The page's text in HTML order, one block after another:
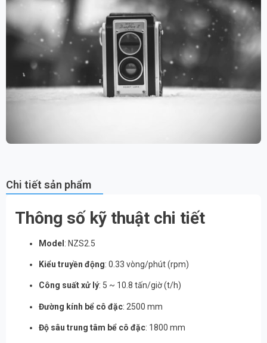
Chi tiết sản phẩm
Thông số kỹ thuật chi tiết
Model: NZS2.5
Kiểu truyền động: 0.33 vòng/phút (rpm)
Công suất xử lý: 5 ~ 10.8 tấn/giờ (t/h)
Đường kính bể cô đặc: 2500 mm
Độ sâu trung tâm bể cô đặc: 1800 mm